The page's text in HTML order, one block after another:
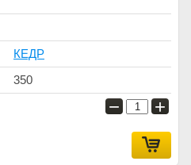
КЕДР
350
− +